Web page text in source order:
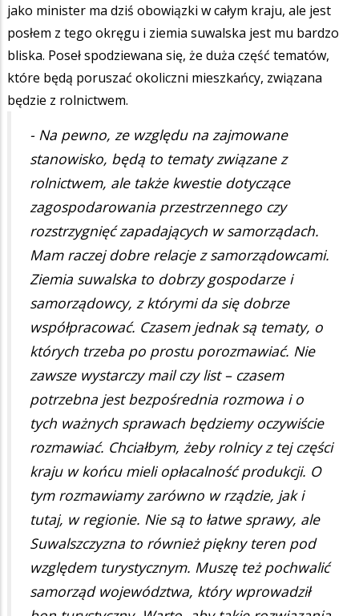
jako minister ma dziś obowiązki w całym kraju, ale jest
posłem z tego okręgu i ziemia suwalska jest mu bardzo
bliska. Poseł spodziewana się, że duża część tematów,
które będą poruszać okoliczni mieszkańcy, związana
będzie z rolnictwem.
- Na pewno, ze względu na zajmowane
stanowisko, będą to tematy związane z
rolnictwem, ale także kwestie dotyczące
zagospodarowania przestrzennego czy
rozstrzygnięć zapadających w samorządach.
Mam raczej dobre relacje z samorządowcami.
Ziemia suwalska to dobrzy gospodarze i
samorządowcy, z którymi da się dobrze
współpracować. Czasem jednak są tematy, o
których trzeba po prostu porozmawiać. Nie
zawsze wystarczy mail czy list – czasem
potrzebna jest bezpośrednia rozmowa i o
tych ważnych sprawach będziemy oczywiście
rozmawiać. Chciałbym, żeby rolnicy z tej części
kraju w końcu mieli opłacalność produkcji. O
tym rozmawiamy zarówno w rządzie, jak i
tutaj, w regionie. Nie są to łatwe sprawy, ale
Suwalszczyzna to również piękny teren pod
względem turystycznym. Muszę też pochwalić
samorząd województwa, który wprowadził